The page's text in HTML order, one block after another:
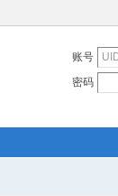
账号
密码